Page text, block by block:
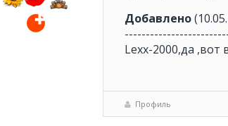
Добавлено
Lexx-2000,да
Профиль